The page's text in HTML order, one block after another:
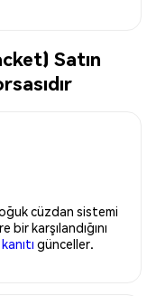
Satın
cüzdan sistemi
bir karşılandığını
günceller.